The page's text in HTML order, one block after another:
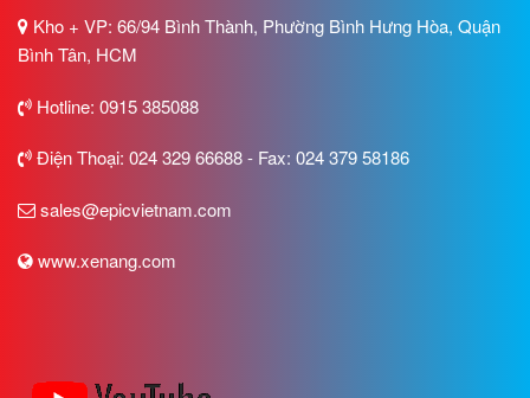
Kho + VP: 66/94 Bình Thành, Phường Bình Hưng Hòa, Quận
Bình Tân, HCM
Hotline: 0915 385088
Điện Thoại: 024 329 66688 - Fax: 024 379 58186
sales@epicvietnam.com
www.xenang.com